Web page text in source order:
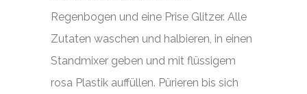
Regenbogen und eine Prise Glitzer. Alle
Zutaten waschen und halbieren, in einen
Standmixer geben und mit flüssigem
rosa Plastik auffüllen. Pürieren bis sich